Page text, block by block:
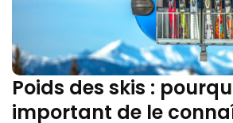
Poids des skis :
important de le